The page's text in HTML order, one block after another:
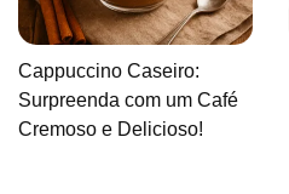
Cappuccino Caseiro:
Surpreenda com um Café
Cremoso e Delicioso!